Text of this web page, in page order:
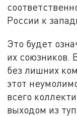
России к
Это будет
их союзников.
без лишних
этот
всего
выходом из